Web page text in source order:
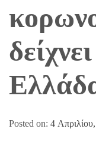
Posted on: 4